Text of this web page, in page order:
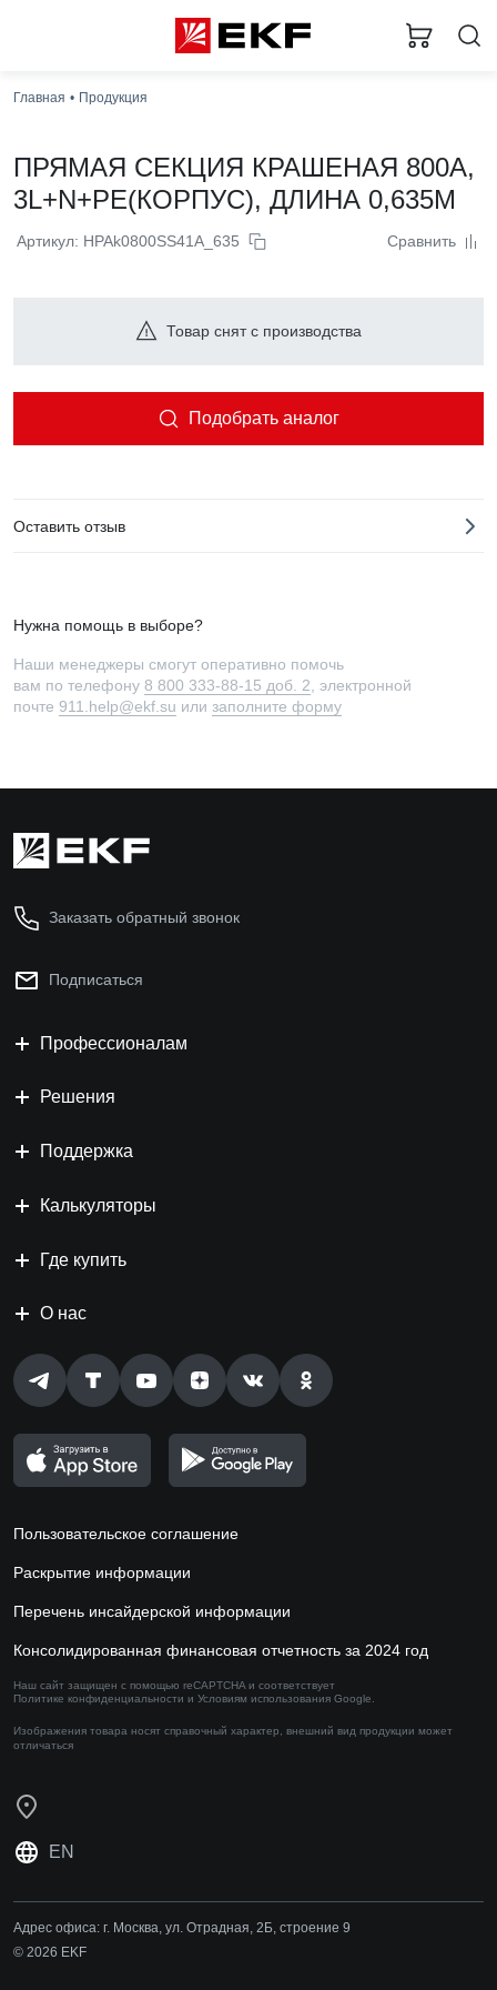
Главная Продукция
ПРЯМАЯ СЕКЦИЯ КРАШЕНАЯ 800А,
3L+N+PE(КОРПУС), ДЛИНА 0,635M
Артикул: HPAk0800SS41A_635 Сравнить
Товар снят с производства
Подобрать аналог
Оставить отзыв
Нужна помощь в выборе?
Наши менеджеры смогут оперативно помочь
вам по телефону 8 800 333-88-15 доб. 2 , электронной
почте 911.help@ekf.su или заполните форму
Заказать обратный звонок
Подписаться
Профессионалам
Решения
Поддержка
Калькуляторы
Где купить
О нас
Пользовательское соглашение
Раскрытие информации
Перечень инсайдерской информации
Консолидированная финансовая отчетность за 2024 год
Наш сайт защищен с помощью reCAPTCHA и соответствует
Политике конфиденциальности и Условиям использования Google.
Изображения товара носят справочный характер, внешний вид продукции может
отличаться
EN
Адрес офиса: г. Москва, ул. Отрадная, 2Б, строение 9
© 2026 EKF